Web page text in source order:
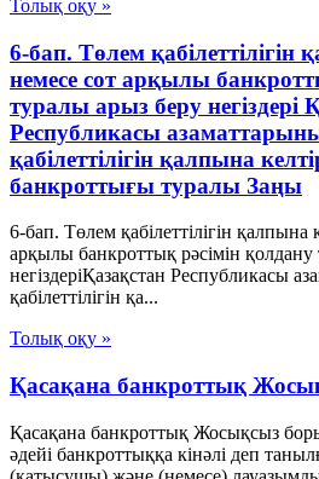
Толық оқу »
6-бап. Төлем қабілеттілігін
немесе сот арқылы
туралы арыз беру негіздері
Республикасы
қабілеттілігін қалпына
банкроттығы туралы Заңы
6-бап. Төлем қабілеттілігін қалпына
арқылы банкроттық рәсімін
негіздеріҚазақстан Республикасы
қабілеттілігін қа...
Толық оқу »
Қасақана банкроттық
Қасақана банкроттық Жосықсыз
әдейі банкроттыққа кінәлі деп